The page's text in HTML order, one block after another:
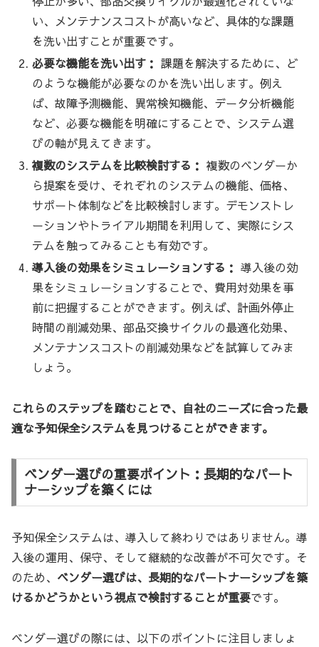
い、メンテナンスコストが高いなど、具体的な課題
を洗い出すことが重要です。
必要な機能を洗い出す： 課題を解決するために、ど
のような機能が必要なのかを洗い出します。例え
ば、故障予測機能、異常検知機能、データ分析機能
など、必要な機能を明確にすることで、システム選
びの軸が見えてきます。
複数のシステムを比較検討する： 複数のベンダーか
ら提案を受け、それぞれのシステムの機能、価格、
サポート体制などを比較検討します。デモンストレ
ーションやトライアル期間を利用して、実際にシス
テムを触ってみることも有効です。
導入後の効果をシミュレーションする： 導入後の効
果をシミュレーションすることで、費用対効果を事
前に把握することができます。例えば、計画外停止
時間の削減効果、部品交換サイクルの最適化効果、
メンテナンスコストの削減効果などを試算してみま
しょう。
これらのステップを踏むことで、自社のニーズに合った最
適な予知保全システムを見つけることができます。
ベンダー選びの重要ポイント：長期的なパート
ナーシップを築くには
予知保全システムは、導入して終わりではありません。導
入後の運用、保守、そして継続的な改善が不可欠です。そ
のため、 ベンダー選びは、長期的なパートナーシップを築
けるかどうかという視点で検討することが重要です。
ベンダー選びの際には、以下のポイントに注目しましょ